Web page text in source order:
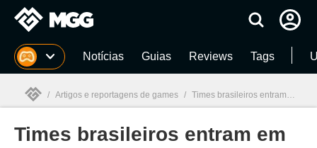
Millenium Notícias Guias Reviews Tags
Millenium
/ Artigos e reportagens de games / Times brasileiros entram em programa de apoio financeiro da Esports World Cup; confira lista completa.
Times brasileiros entram em